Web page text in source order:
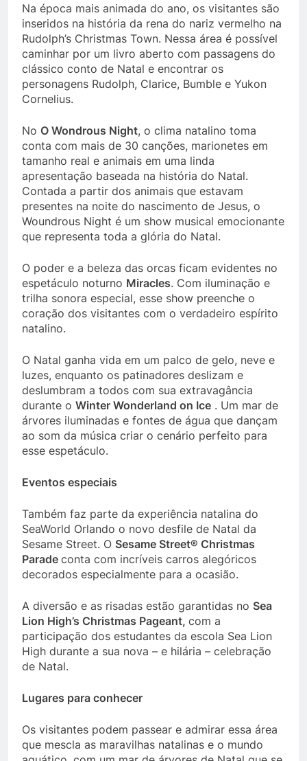
Na época mais animada do ano, os visitantes são
inseridos na história da rena do nariz vermelho na
Rudolph’s Christmas Town. Nessa área é possível
caminhar por um livro aberto com passagens do
clássico conto de Natal e encontrar os
personagens Rudolph, Clarice, Bumble e Yukon
Cornelius.
No O Wondrous Night, o clima natalino toma
conta com mais de 30 canções, marionetes em
tamanho real e animais em uma linda
apresentação baseada na história do Natal.
Contada a partir dos animais que estavam
presentes na noite do nascimento de Jesus, o
Woundrous Night é um show musical emocionante
que representa toda a glória do Natal.
O poder e a beleza das orcas ficam evidentes no
espetáculo noturno Miracles. Com iluminação e
trilha sonora especial, esse show preenche o
coração dos visitantes com o verdadeiro espírito
natalino.
O Natal ganha vida em um palco de gelo, neve e
luzes, enquanto os patinadores deslizam e
deslumbram a todos com sua extravagância
durante o Winter Wonderland on Ice . Um mar de
árvores iluminadas e fontes de água que dançam
ao som da música criar o cenário perfeito para
esse espetáculo.
Eventos especiais
Também faz parte da experiência natalina do
SeaWorld Orlando o novo desfile de Natal da
Sesame Street. O Sesame Street® Christmas
Parade conta com incríveis carros alegóricos
decorados especialmente para a ocasião.
A diversão e as risadas estão garantidas no Sea
Lion High’s Christmas Pageant, com a
participação dos estudantes da escola Sea Lion
High durante a sua nova – e hilária – celebração
de Natal.
Lugares para conhecer
Os visitantes podem passear e admirar essa área
que mescla as maravilhas natalinas e o mundo